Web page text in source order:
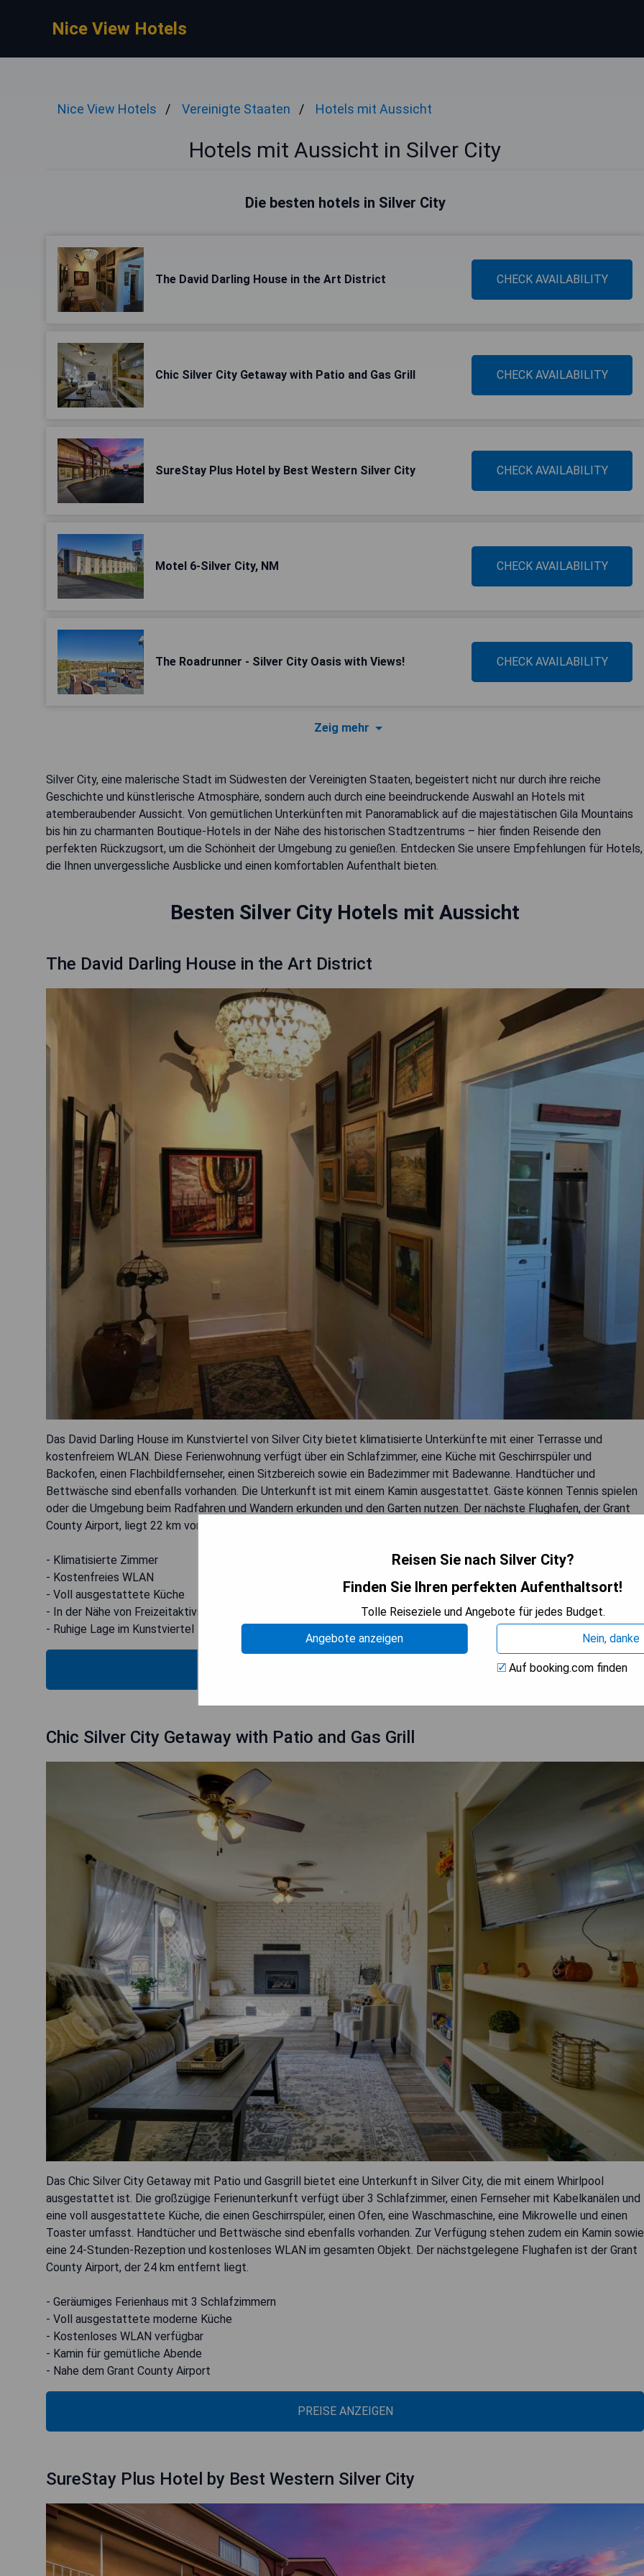
Nice View Hotels
Nice View Hotels Vereinigte Staaten Hotels mit Aussicht
Hotels mit Aussicht in Silver City
Die besten hotels in Silver City
The David Darling House in the Art District CHECK AVAILABILITY
Chic Silver City Getaway with Patio and Gas Grill CHECK AVAILABILITY
SureStay Plus Hotel by Best Western Silver City CHECK AVAILABILITY
Motel 6-Silver City, NM CHECK AVAILABILITY
The Roadrunner - Silver City Oasis with Views! CHECK AVAILABILITY
Zeig mehr
Silver City, eine malerische Stadt im Südwesten der Vereinigten Staaten, begeistert nicht nur durch ihre reiche
Geschichte und künstlerische Atmosphäre, sondern auch durch eine beeindruckende Auswahl an Hotels mit
atemberaubender Aussicht. Von gemütlichen Unterkünften mit Panoramablick auf die majestätischen Gila Mountains
bis hin zu charmanten Boutique-Hotels in der Nähe des historischen Stadtzentrums – hier finden Reisende den
perfekten Rückzugsort, um die Schönheit der Umgebung zu genießen. Entdecken Sie unsere Empfehlungen für Hotels,
die Ihnen unvergessliche Ausblicke und einen komfortablen Aufenthalt bieten.
Besten Silver City Hotels mit Aussicht
The David Darling House in the Art District
Das David Darling House im Kunstviertel von Silver City bietet klimatisierte Unterkünfte mit einer Terrasse und
kostenfreiem WLAN. Diese Ferienwohnung verfügt über ein Schlafzimmer, eine Küche mit Geschirrspüler und
Backofen, einen Flachbildfernseher, einen Sitzbereich sowie ein Badezimmer mit Badewanne. Handtücher und
Bettwäsche sind ebenfalls vorhanden. Die Unterkunft ist mit einem Kamin ausgestattet. Gäste können Tennis spielen
oder die Umgebung beim Radfahren und Wandern erkunden und den Garten nutzen. Der nächste Flughafen, der Grant
County Airport, liegt 22 km von der Unterkunft entfernt.
- Klimatisierte Zimmer
- Kostenfreies WLAN
- Voll ausgestattete Küche
- In der Nähe von Freizeitaktivitäten wie Radfahren und Wandern
- Ruhige Lage im Kunstviertel
Chic Silver City Getaway with Patio and Gas Grill
Das Chic Silver City Getaway mit Patio und Gasgrill bietet eine Unterkunft in Silver City, die mit einem Whirlpool
ausgestattet ist. Die großzügige Ferienunterkunft verfügt über 3 Schlafzimmer, einen Fernseher mit Kabelkanälen und
eine voll ausgestattete Küche, die einen Geschirrspüler, einen Ofen, eine Waschmaschine, eine Mikrowelle und einen
Toaster umfasst. Handtücher und Bettwäsche sind ebenfalls vorhanden. Zur Verfügung stehen zudem ein Kamin sowie
eine 24-Stunden-Rezeption und kostenloses WLAN im gesamten Objekt. Der nächstgelegene Flughafen ist der Grant
County Airport, der 24 km entfernt liegt.
- Geräumiges Ferienhaus mit 3 Schlafzimmern
- Voll ausgestattete moderne Küche
- Kostenloses WLAN verfügbar
- Kamin für gemütliche Abende
- Nahe dem Grant County Airport
PREISE ANZEIGEN
SureStay Plus Hotel by Best Western Silver City
Reisen Sie nach Silver City?
Finden Sie Ihren perfekten Aufenthaltsort!
Tolle Reiseziele und Angebote für jedes Budget.
Angebote anzeigen
Nein, danke
Auf booking.com finden